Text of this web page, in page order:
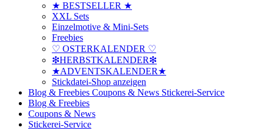
★ BESTSELLER ★
XXL Sets
Einzelmotive & Mini-Sets
Freebies
♡ OSTERKALENDER ♡
❇HERBSTKALENDER❇
★ADVENTSKALENDER★
Stickdatei-Shop anzeigen
Blog & Freebies Coupons & News Stickerei-Service
Blog & Freebies
Coupons & News
Stickerei-Service